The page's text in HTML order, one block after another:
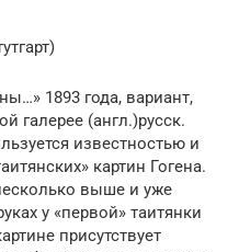
1893 года, вариант,
галерее (англ.)русск.
известностью и
картин Гогена.
выше и уже
у «первой» таитянки
присутствует